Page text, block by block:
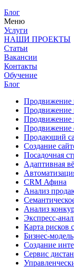
Блог
Меню
Услуги
НАШИ ПРОЕКТЫ
Статьи
Вакансии
Контакты
Обучение
Блог
Продвижение
Продвижение
Продвижение
Продвижение
Продающий
Создание
Посадочная
Адаптивная
CRM Афина
Анализ
Анализ
Экспресс-
Карта рисков
Бизнес-модель
Создание
Сервис